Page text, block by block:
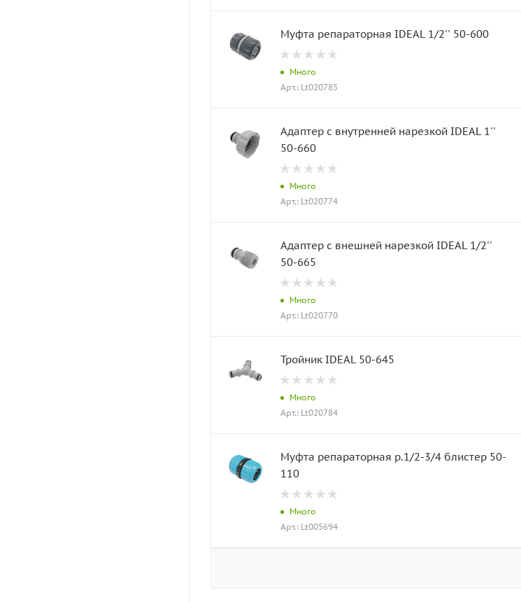
Муфта репараторная IDEAL 1/2'' 50-600
Много
Арт.: Lt020785
Адаптер с внутренней нарезкой IDEAL 1''
50-660
Много
Арт.: Lt020774
Адаптер с внешней нарезкой IDEAL 1/2''
50-665
Много
Арт.: Lt020770
Тройник IDEAL 50-645
Много
Арт.: Lt020784
Муфта репараторная р.1/2-3/4 блистер 50-
110
Много
Арт.: Lt005694